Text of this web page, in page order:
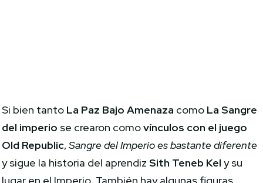
Si bien tanto La Paz Bajo Amenaza como La Sangre
del imperio se crearon comovínculos con el juego
Old Republic,Sangre del Imperio es bastante diferente
y sigue la historia del aprendiz Sith Teneb Kel y su
lugar en el Imperio. También hay algunas figuras